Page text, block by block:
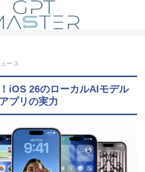
ース
iOS 26のローカルAIモデル
プリの実力